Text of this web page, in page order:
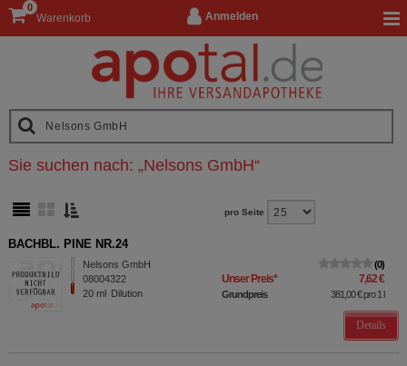
Anmelden
Warenkorb
0
Sie suchen nach: „Nelsons GmbH“
pro Seite
BACHBL. PINE NR.24
Nelsons GmbH
08004322
20 ml Dilution
0
Unser Preis* 7,62 €
Grundpreis 381,00 €pro 1 l
Details